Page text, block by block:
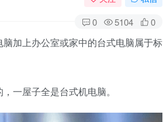
0 5104 0
加上办公室或家中的台式电脑属于标
一屋子全是台式机电脑。